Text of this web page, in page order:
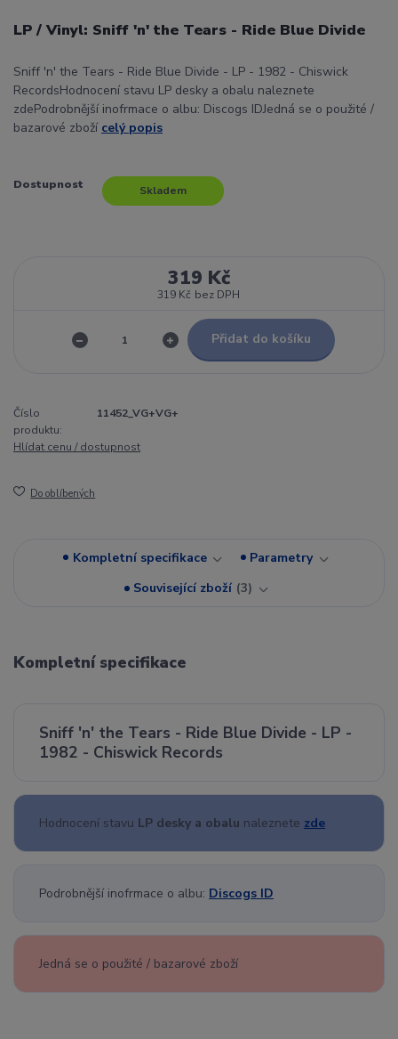
LP / Vinyl: Sniff 'n' the Tears - Ride Blue Divide
Sniff 'n' the Tears - Ride Blue Divide - LP - 1982 - Chiswick
RecordsHodnocení stavu LP desky a obalu naleznete
zdePodrobnější inofrmace o albu: Discogs IDJedná se o použité /
bazarové zboží celý popis
Dostupnost Skladem
319 Kč
319 Kč bez DPH
Přidat do košíku
Číslo
produktu:
11452_VG+VG+
Hlídat cenu / dostupnost
Do oblíbených
Kompletní specifikace
Parametry
Související zboží 3
Kompletní specifikace
Sniff 'n' the Tears - Ride Blue Divide - LP -
1982 - Chiswick Records
Hodnocení stavu LP desky a obalu naleznete zde
Podrobnější inofrmace o albu: Discogs ID
Jedná se o použité / bazarové zboží